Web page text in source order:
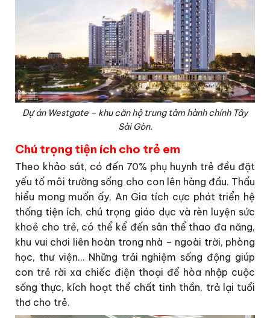
Dự án Westgate – khu căn hộ trung tâm hành chính Tây
Sài Gòn.
Chú trọng tiện ích cho trẻ em
Theo khảo sát, có đến 70% phụ huynh trẻ đều đặt
yếu tố môi trường sống cho con lên hàng đầu. Thấu
hiểu mong muốn ấy, An Gia tích cực phát triển hệ
thống tiện ích, chú trọng giáo dục và rèn luyện sức
khoẻ cho trẻ, có thể kể đến sân thể thao đa năng,
khu vui chơi liên hoàn trong nhà – ngoài trời, phòng
học, thư viện… Những trải nghiệm sống động giúp
con trẻ rời xa chiếc điện thoại để hòa nhập cuộc
sống thực, kích hoạt thể chất tinh thần, trả lại tuổi
thơ cho trẻ.